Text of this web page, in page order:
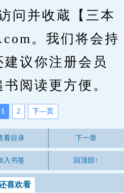
问并收蔵【三本
。我们将会持
议你注册会员
阅读更方便。
1 2 下—页
看目录 下一章
入书签 回顶部↑
喜欢看